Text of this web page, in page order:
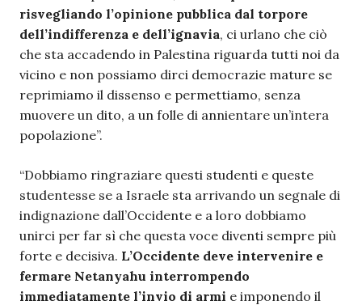
risvegliando l’opinione pubblica dal torpore
dell’indifferenza e dell’ignavia, ci urlano che ciò
che sta accadendo in Palestina riguarda tutti noi da
vicino e non possiamo dirci democrazie mature se
reprimiamo il dissenso e permettiamo, senza
muovere un dito, a un folle di annientare un’intera
popolazione”.
“Dobbiamo ringraziare questi studenti e queste
studentesse se a Israele sta arrivando un segnale di
indignazione dall’Occidente e a loro dobbiamo
unirci per far sì che questa voce diventi sempre più
forte e decisiva. L’Occidente deve intervenire e
fermare Netanyahu interrompendo
immediatamente l’invio di armi e imponendo il